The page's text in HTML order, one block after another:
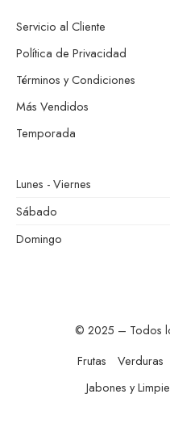
Servicio al Cliente
Política de Privacidad
Términos y Condiciones
Más Vendidos
Temporada
Lunes - Viernes
Sábado
Domingo
© 2025 – Todos
Frutas
Verduras
Jabones y